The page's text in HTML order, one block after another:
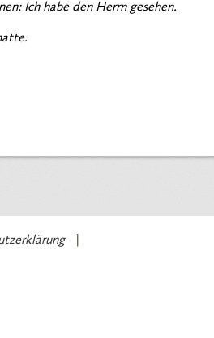
Ich habe den Herrn gesehen.